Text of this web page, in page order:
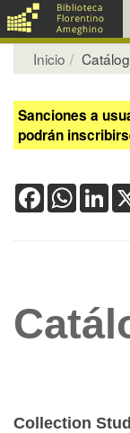
Inicio
Sanciones a
podrán
Facebook
Collection